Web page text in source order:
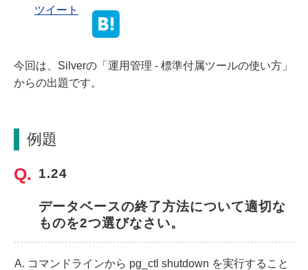
ツイート
今回は、Silverの「運用管理 - 標準付属ツールの使い方」
からの出題です。
例題
1.24
データベースの終了方法について適切な
ものを2つ選びなさい。
コマンドラインから pg_ctl shutdown を実行すること